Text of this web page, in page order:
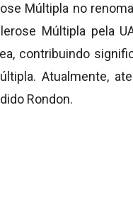
Múltipla no
Múltipla pela
contribuindo
Atualmente,
Rondon.